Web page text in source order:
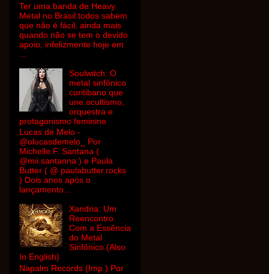
Ter uma banda de Heavy
Metal no Brasil todos sabem
que não é fácil, ainda mais
quando não se tem o devido
apoio, infelizmente hoje em
Soulwitch: O
metal sinfônico
curitibano que
une ocultismo,
orquestra e
protagonismo feminino
Lucas de Melo -
@olucasdemelo_ Por
Michelle F. Santana (
@mii.santanna ) e Paula
Butter ( @ paulabutter.rocks
) Dois anos após o
lançamento...
Xandria: Um
Reencontro
Com a Essência
do Metal
Sinfônico (Also
In English)
Napalm Records (Imp.) Por